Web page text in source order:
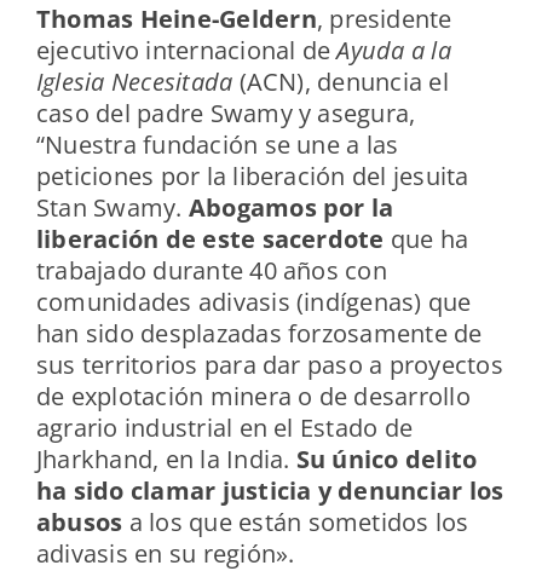
Thomas Heine-Geldern, presidente
ejecutivo internacional deAyuda a la
Iglesia Necesitada (ACN), denuncia el
caso del padre Swamy y asegura,
“Nuestra fundación se une a las
peticiones por la liberación del jesuita
Stan Swamy. Abogamos por la
liberación de este sacerdote que ha
trabajado durante 40 años con
comunidades adivasis (indígenas) que
han sido desplazadas forzosamente de
sus territorios para dar paso a proyectos
de explotación minera o de desarrollo
agrario industrial en el Estado de
Jharkhand, en la India. Su único delito
ha sido clamar justicia y denunciar los
abusos a los que están sometidos los
adivasis en su región».